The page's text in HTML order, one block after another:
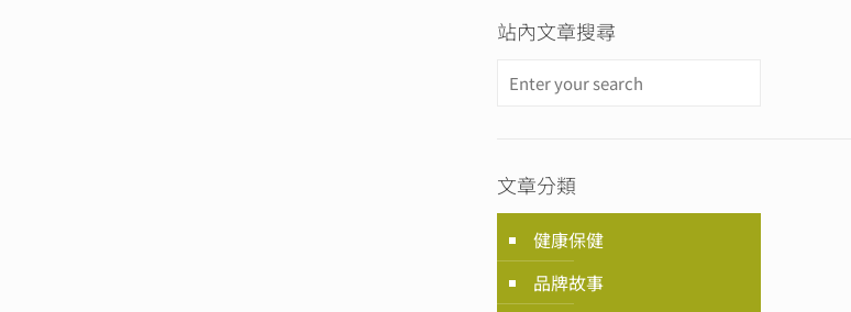
站內文章搜尋
文章分類
健康保健
品牌故事